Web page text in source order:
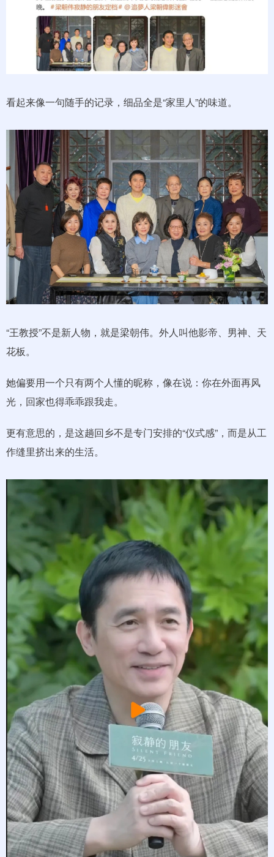
看起来像一句随手的记录，细品全是“家里人”的味道。
“王教授”不是新人物，就是梁朝伟。外人叫他影帝、男神、天
花板。
她偏要用一个只有两个人懂的昵称，像在说：你在外面再风
光，回家也得乖乖跟我走。
更有意思的，是这趟回乡不是专门安排的“仪式感”，而是从工
作缝里挤出来的生活。